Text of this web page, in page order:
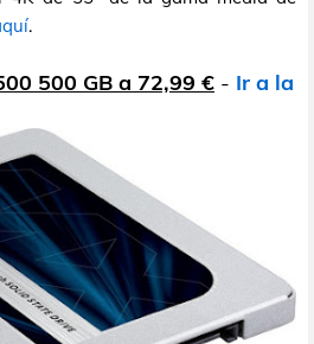
.
500 GB a 72,99 € - Ir a la